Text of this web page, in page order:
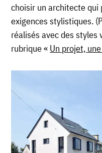
choisir un architecte qui
exigences stylistiques.
réalisés avec des
rubrique « Un projet,